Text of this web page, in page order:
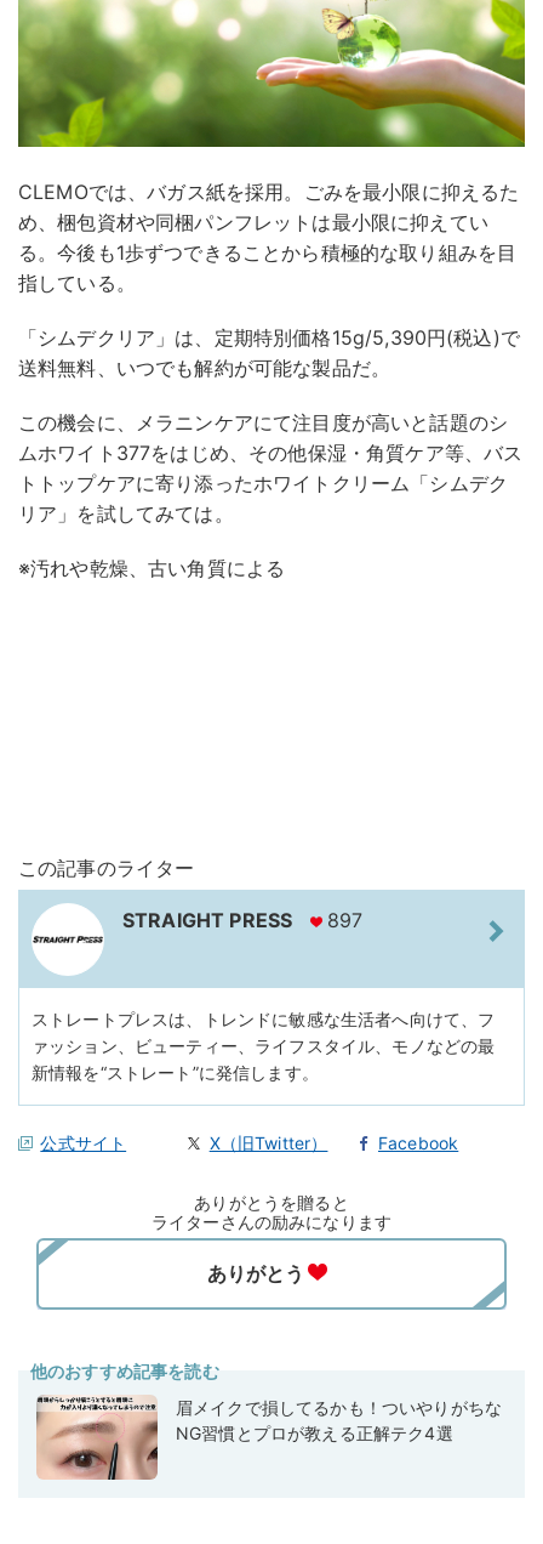
CLEMOでは、バガス紙を採用。ごみを最小限に抑えるた
め、梱包資材や同梱パンフレットは最小限に抑えてい
る。今後も1歩ずつできることから積極的な取り組みを目
指している。
「シムデクリア」は、定期特別価格15g/5,390円(税込)で
送料無料、いつでも解約が可能な製品だ。
この機会に、メラニンケアにて注目度が高いと話題のシ
ムホワイト377をはじめ、その他保湿・角質ケア等、バス
トトップケアに寄り添ったホワイトクリーム「シムデク
リア」を試してみては。
※汚れや乾燥、古い角質による
この記事のライター
STRAIGHT PRESS 897
ストレートプレスは、トレンドに敏感な生活者へ向けて、フ
ァッション、ビューティー、ライフスタイル、モノなどの最
新情報を“ストレート”に発信します。
公式サイト X（旧Twitter） Facebook
ありがとうを贈ると
ライターさんの励みになります
他のおすすめ記事を読む
眉メイクで損してるかも！ついやりがちな
NG習慣とプロが教える正解テク4選